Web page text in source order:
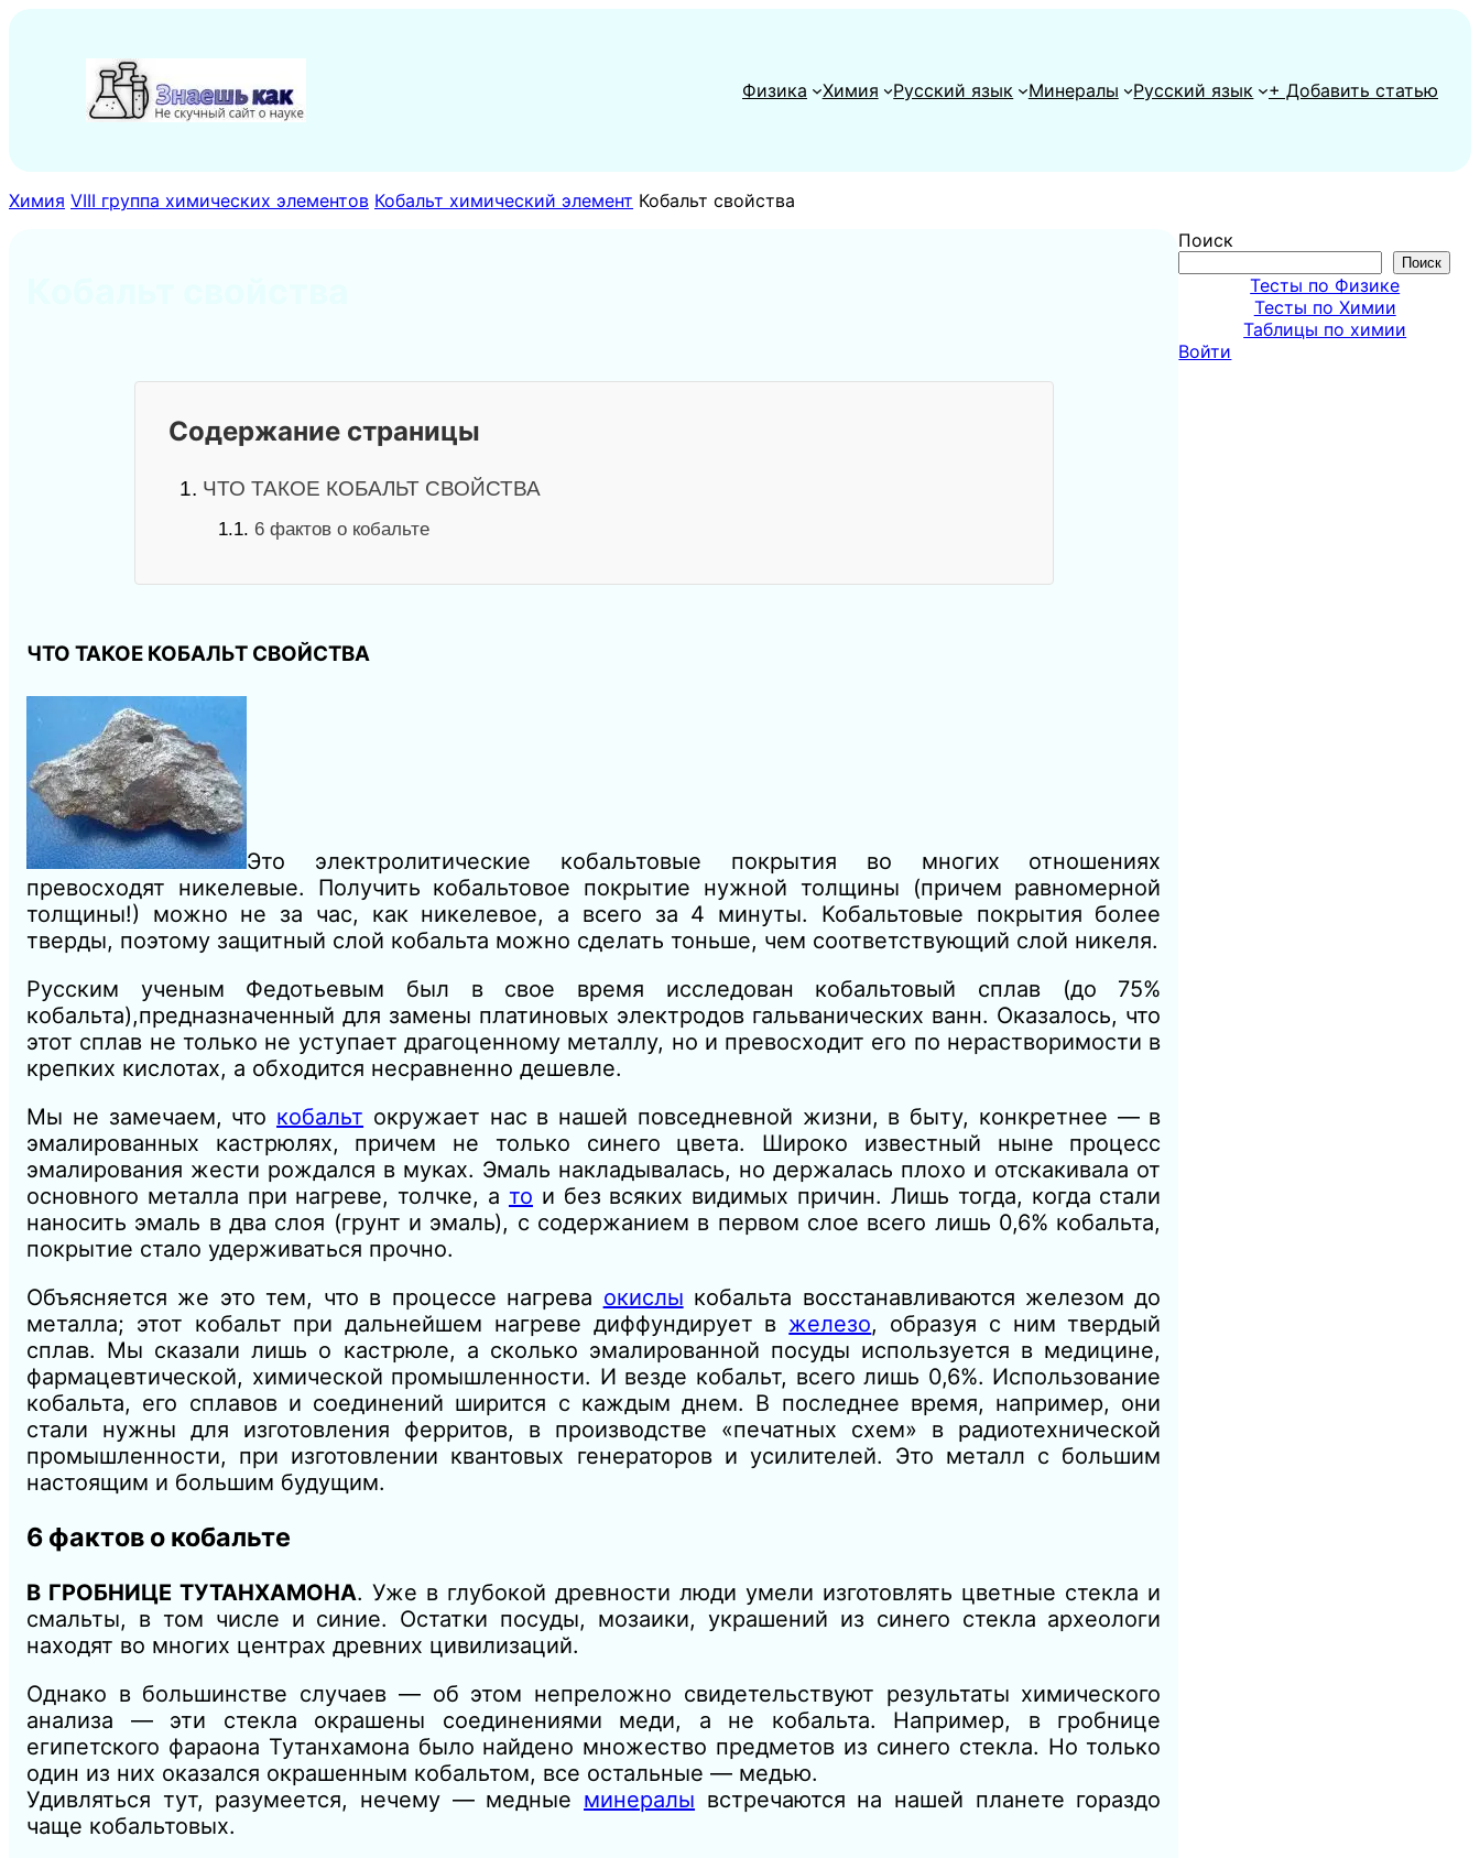
содержимому
Физика
Химия Русский язык Минералы Русский язык + Добавить статью
Химия VIII группа химических элементов Кобальт химический элемент Кобальт свойства
Содержание страницы
1. ЧТО ТАКОЕ КОБАЛЬТ СВОЙСТВА
1.1. 6 фактов о кобальте
ЧТО ТАКОЕ КОБАЛЬТ СВОЙСТВА
Это электролитические кобальтовые покрытия во многих отношениях
превосходят никелевые. Получить кобальтовое покрытие нужной толщины (причем равномерной
толщины!) можно не за час, как никелевое, а всего за 4 минуты. Кобальтовые покрытия более
тверды, поэтому защитный слой кобальта можно сделать тоньше, чем соответствующий слой никеля.
Русским ученым Федотьевым был в свое время исследован кобальтовый сплав (до 75%
кобальта),предназначенный для замены платиновых электродов гальванических ванн. Оказалось, что
этот сплав не только не уступает драгоценному металлу, но и превосходит его по нерастворимости в
крепких кислотах, а обходится несравненно дешевле.
Мы не замечаем, что кобальт окружает нас в нашей повседневной жизни, в быту, конкретнее — в
эмалированных кастрюлях, причем не только синего цвета. Широко известный ныне процесс
эмалирования жести рождался в муках. Эмаль накладывалась, но держалась плохо и отскакивала от
основного металла при нагреве, толчке, а то и без всяких видимых причин. Лишь тогда, когда стали
наносить эмаль в два слоя (грунт и эмаль), с содержанием в первом слое всего лишь 0,6% кобальта,
покрытие стало удерживаться прочно.
Объясняется же это тем, что в процессе нагрева окислы кобальта восстанавливаются железом до
металла; этот кобальт при дальнейшем нагреве диффундирует в железо, образуя с ним твердый
сплав. Мы сказали лишь о кастрюле, а сколько эмалированной посуды используется в медицине,
фармацевтической, химической промышленности. И везде кобальт, всего лишь 0,6%. Использование
кобальта, его сплавов и соединений ширится с каждым днем. В последнее время, например, они
стали нужны для изготовления ферритов, в производстве «печатных схем» в радиотехнической
промышленности, при изготовлении квантовых генераторов и усилителей. Это металл с большим
настоящим и большим будущим.
6 фактов о кобальте
В ГРОБНИЦЕ ТУТАНХАМОНА. Уже в глубокой древности люди умели изготовлять цветные стекла и
смальты, в том числе и синие. Остатки посуды, мозаики, украшений из синего стекла археологи
находят во многих центрах древних цивилизаций.
Однако в большинстве случаев — об этом непреложно свидетельствуют результаты химического
анализа — эти стекла окрашены соединениями меди, а не кобальта. Например, в гробнице
египетского фараона Тутанхамона было найдено множество предметов из синего стекла. Но только
один из них оказался окрашенным кобальтом, все остальные — медью.
Удивляться тут, разумеется, нечему — медные минералы встречаются на нашей планете гораздо
чаще кобальтовых.
Поиск
Поиск
Тесты по Физике
Тесты по Химии
Таблицы по химии
Войти